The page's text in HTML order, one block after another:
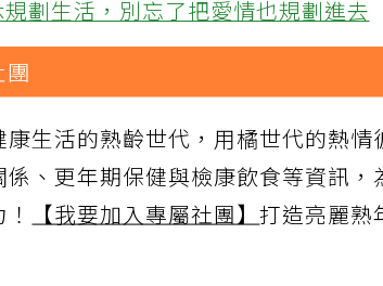
劃生活，別忘了把愛情也規劃進去
康生活的熟齡世代，用橘世代的熱
、更年期保健與檢康飲食等資訊，
！【我要加入專屬社團】打造亮麗熟